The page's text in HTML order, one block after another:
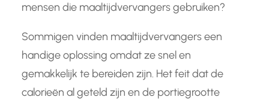
mensen die maaltijdvervangers gebruiken?
Sommigen vinden maaltijdvervangers een
handige oplossing omdat ze snel en
gemakkelijk te bereiden zijn. Het feit dat de
calorieën al geteld zijn en de portiegrootte